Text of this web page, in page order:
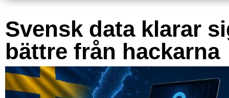
Svensk data klarar
bättre från hackarna